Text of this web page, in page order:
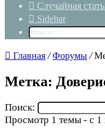
Случайная
Sidebar
Главная / Форумы /
Метка:
Поиск:
Просмотр 1 темы - с 1